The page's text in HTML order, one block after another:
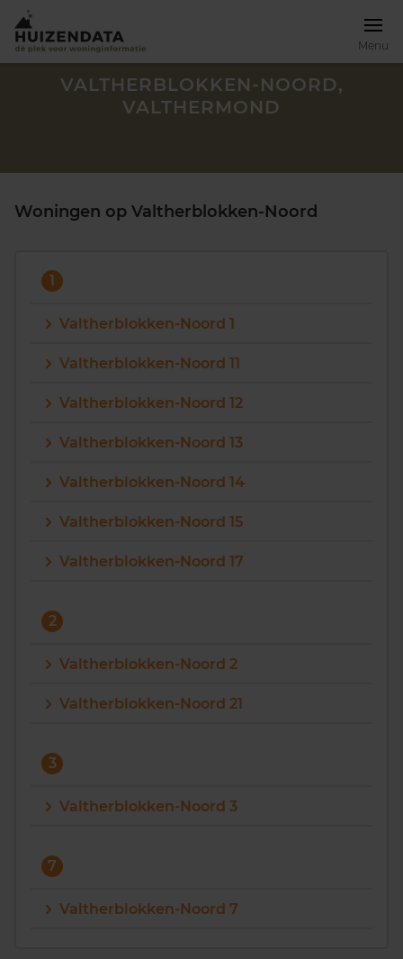
Menu
Zoek een woning
Vragen? Neem contact met ons op
088 220 4200
VALTHERBLOKKEN-NOORD,
VALTHERMOND
Woningen op Valtherblokken-Noord
1
Valtherblokken-Noord 1
Valtherblokken-Noord 11
Valtherblokken-Noord 12
Valtherblokken-Noord 13
Valtherblokken-Noord 14
Valtherblokken-Noord 15
Valtherblokken-Noord 17
2
Valtherblokken-Noord 2
Valtherblokken-Noord 21
3
Valtherblokken-Noord 3
7
Valtherblokken-Noord 7